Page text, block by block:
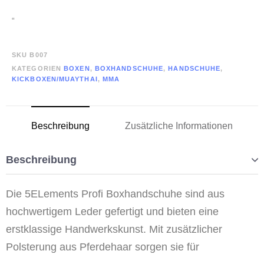
“
SKU B007
KATEGORIEN BOXEN, BOXHANDSCHUHE,HANDSCHUHE,
KICKBOXEN/MUAYTHAI,MMA
Beschreibung Zusätzliche Informationen
Beschreibung
Die 5ELements Profi Boxhandschuhe sind aus
hochwertigem Leder gefertigt und bieten eine
erstklassige Handwerkskunst. Mit zusätzlicher
Polsterung aus Pferdehaar sorgen sie für